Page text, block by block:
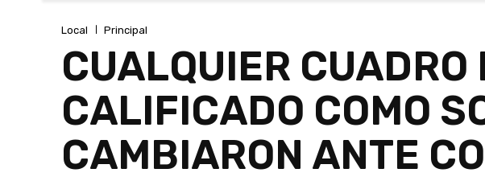
Local Principal
CUALQUIER CUADRO
CALIFICADO COMO
CAMBIARON ANTE